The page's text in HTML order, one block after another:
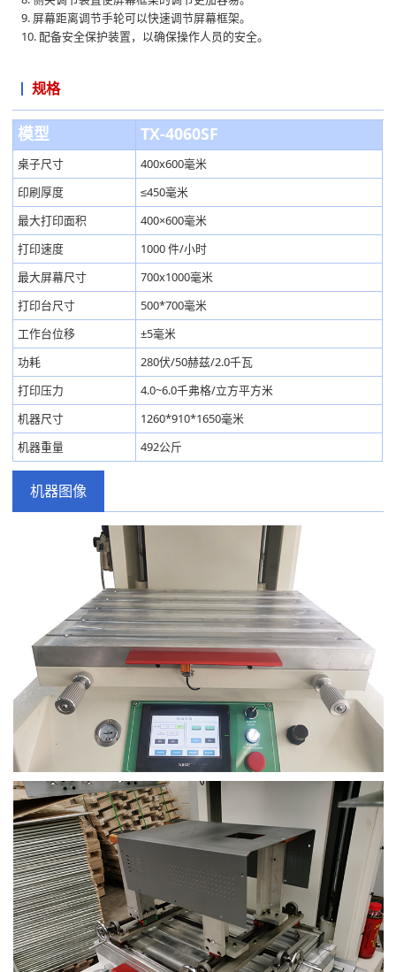
9. 屏幕距离调节手轮可以快速调节屏幕框架。
10. 配备安全保护装置，以确保操作人员的安全。
规格
模型 TX-4060SF
桌子尺寸
400x600毫米
印刷厚度
≤450毫米
最大打印面积
400×600毫米
打印速度
1000 件/小时
最大屏幕尺寸
700x1000毫米
打印台尺寸
500*700毫米
工作台位移
±5毫米
功耗
280伏/50赫兹/2.0千瓦
打印压力
4.0~6.0千弗格/立方平方米
机器尺寸
1260*910*1650毫米
机器重量
492公斤
机器图像